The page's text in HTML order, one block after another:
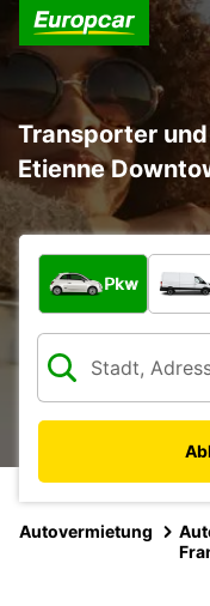
Transporter
Etienne
Welche Art von
Pkw
Autovermietung